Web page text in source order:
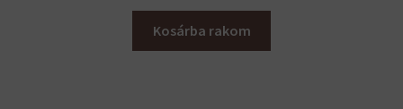
Kosárba rakom